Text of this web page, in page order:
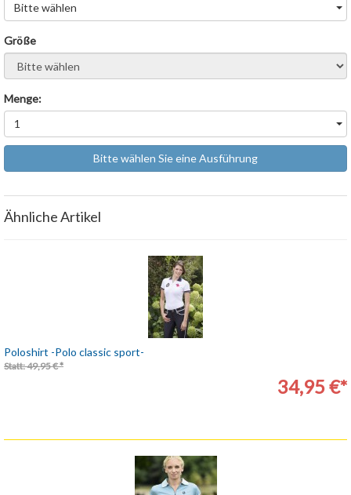
Bitte wählen
Größe
Bitte wählen
Menge:
1
Bitte wählen Sie eine Ausführung
Ähnliche Artikel
Poloshirt -Polo classic sport-
Statt: 49,95 € *
34,95 €*